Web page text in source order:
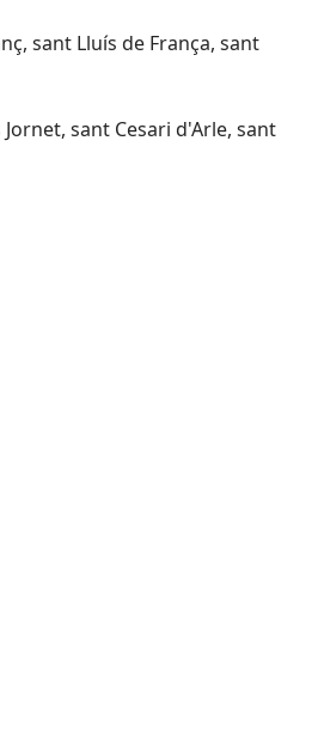
sant Lluís de França, sant
Jornet, sant Cesari d'Arle, sant